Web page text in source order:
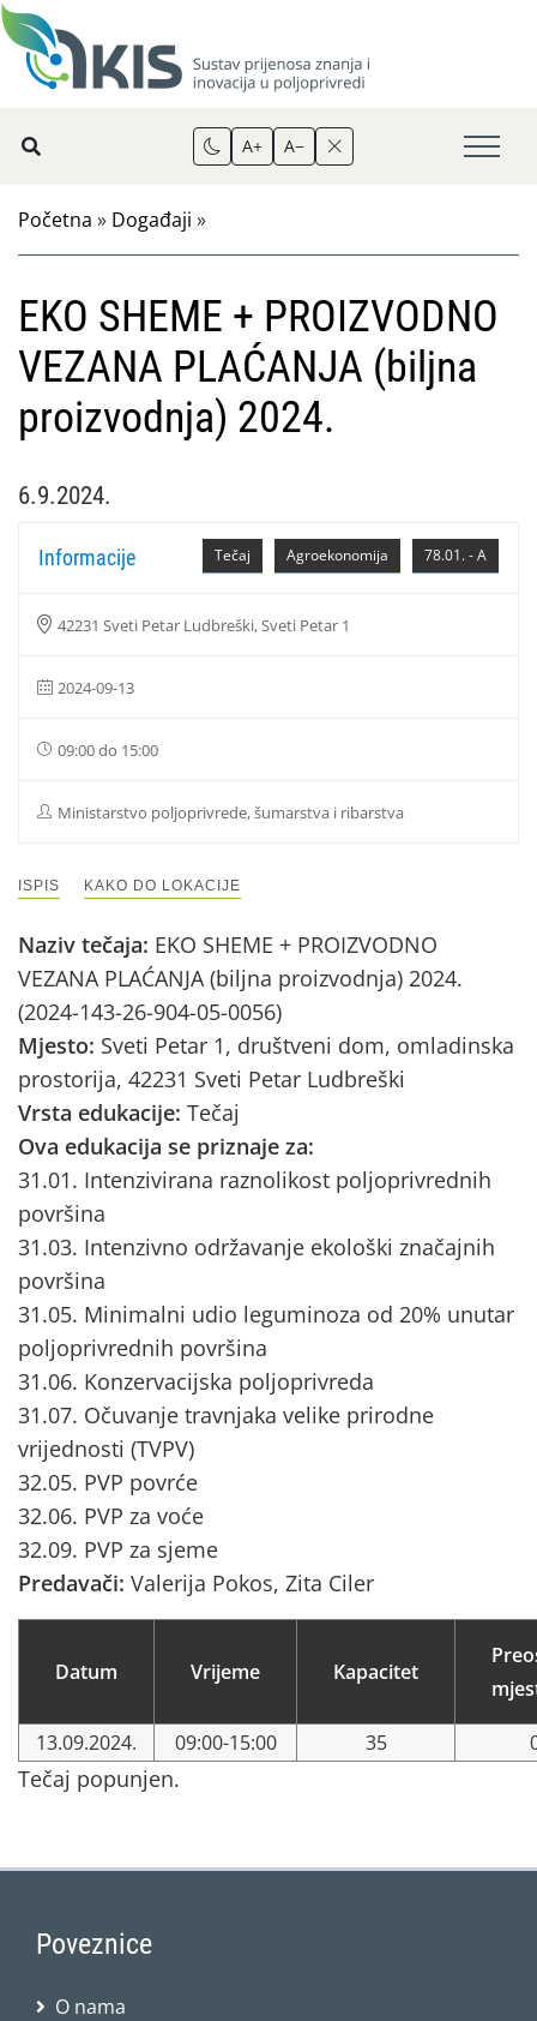
A+ A−
Početna » Događaji »
EKO SHEME + PROIZVODNO
VEZANA PLAĆANJA (biljna
proizvodnja) 2024.
6.9.2024.
78.01. - A
Agroekonomija
Tečaj
Informacije
42231 Sveti Petar Ludbreški, Sveti Petar 1
2024-09-13
09:00 do 15:00
Ministarstvo poljoprivrede, šumarstva i ribarstva
ISPIS KAKO DO LOKACIJE
Naziv tečaja: EKO SHEME + PROIZVODNO
VEZANA PLAĆANJA (biljna proizvodnja) 2024.
(2024-143-26-904-05-0056)
Mjesto: Sveti Petar 1, društveni dom, omladinska
prostorija, 42231 Sveti Petar Ludbreški
Vrsta edukacije: Tečaj
Ova edukacija se priznaje za:
31.01. Intenzivirana raznolikost poljoprivrednih
površina
31.03. Intenzivno održavanje ekološki značajnih
površina
31.05. Minimalni udio leguminoza od 20% unutar
poljoprivrednih površina
31.06. Konzervacijska poljoprivreda
31.07. Očuvanje travnjaka velike prirodne
vrijednosti (TVPV)
32.05. PVP povrće
32.06. PVP za voće
32.09. PVP za sjeme
Predavači: Valerija Pokos, Zita Ciler
Datum Vrijeme Kapacitet
13.09.2024. 09:00-15:00 35
Tečaj popunjen.
Poveznice
O nama